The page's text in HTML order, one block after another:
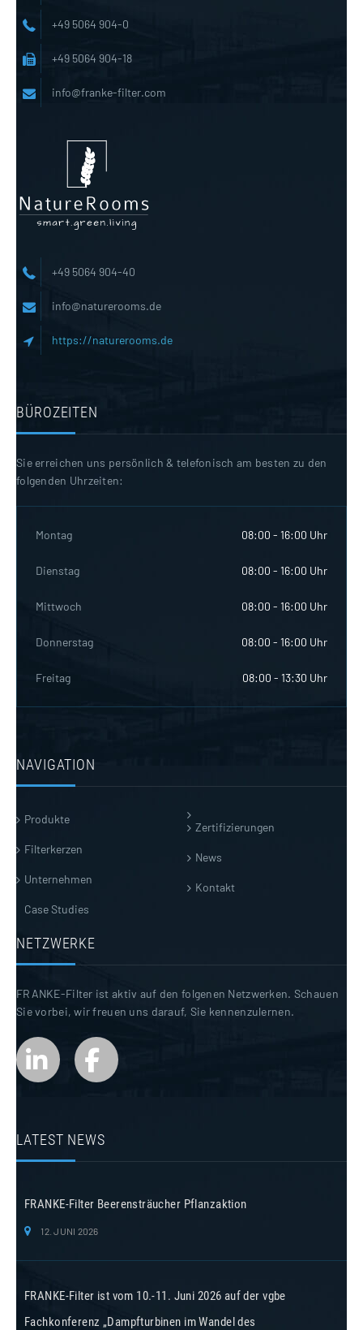
+49 5064 904-0
+49 5064 904-18
info@franke-filter.com
+49 5064 904-40
info@naturerooms.de
https://naturerooms.de
BÜROZEITEN
Sie erreichen uns persönlich & telefonisch am besten zu den
folgenden Uhrzeiten:
Montag 08:00 - 16:00 Uhr
Dienstag 08:00 - 16:00 Uhr
Mittwoch 08:00 - 16:00 Uhr
Donnerstag 08:00 - 16:00 Uhr
Freitag 08:00 - 13:30 Uhr
NAVIGATION
Produkte
Filterkerzen
Unternehmen
Case Studies
Zertifizierungen
News
Kontakt
NETZWERKE
FRANKE-Filter ist aktiv auf den folgenen Netzwerken. Schauen
Sie vorbei, wir freuen uns darauf, Sie kennenzulernen.
LATEST NEWS
FRANKE-Filter Beerensträucher Pflanzaktion
12. JUNI 2026
FRANKE-Filter ist vom 10.-11. Juni 2026 auf der vgbe
Fachkonferenz „Dampfturbinen im Wandel des